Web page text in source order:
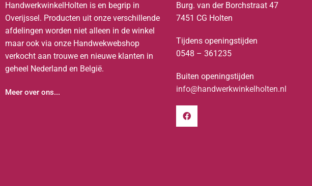
HandwerkwinkelHolten is en begrip in
Overijssel. Producten uit onze verschillende
afdelingen worden niet alleen in de winkel
maar ook via onze Handwekwebshop
verkocht aan trouwe en nieuwe klanten in
geheel Nederland en België.
Meer over ons...
Burg. van der Borchstraat 47
7451 CG Holten
Tijdens openingstijden
0548 – 361235
Buiten openingstijden
info@handwerkwinkelholten.nl